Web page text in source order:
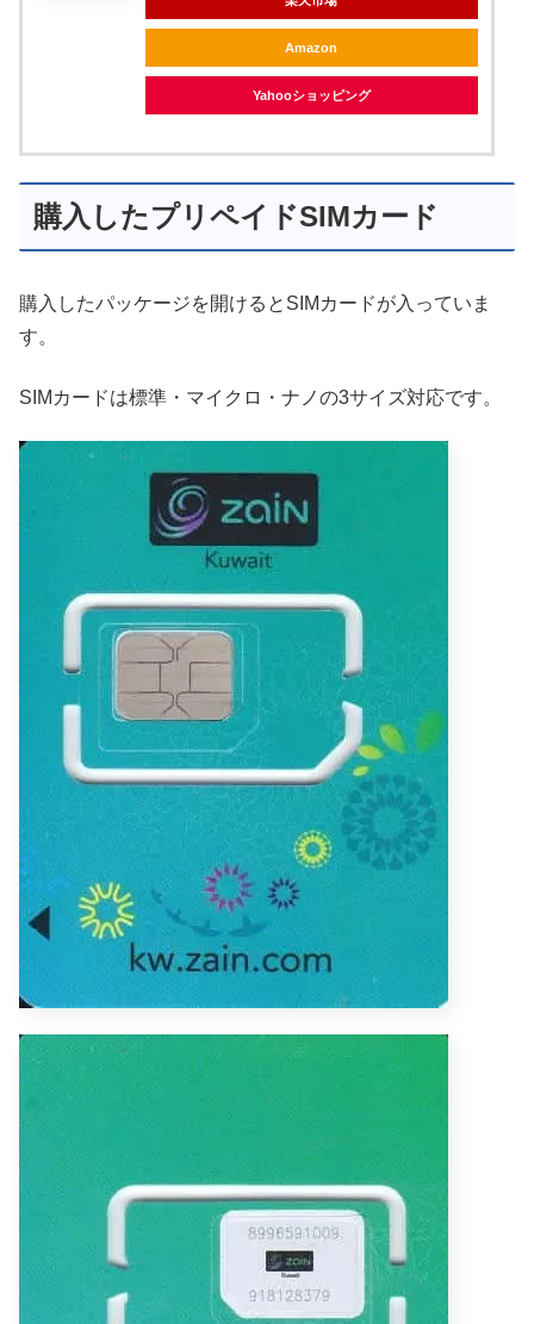
Amazon
Yahooショッピング
購入したプリペイドSIMカード
購入したパッケージを開けるとSIMカードが入っていま
す。
SIMカードは標準・マイクロ・ナノの3サイズ対応です。